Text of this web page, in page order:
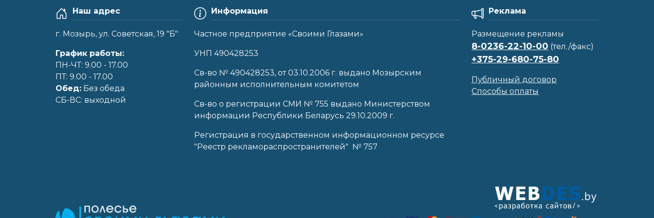
Наш адрес
г. Мозырь, ул. Советская, 19 "Б"
График работы:
ПН-ЧТ: 9.00 - 17.00
ПТ: 9.00 - 17.00
Обед: Без обеда
CБ-ВС: выходной
Информация
Частное предприятие «Своими Глазами»
УНП 490428253
Cв-во № 490428253, от 03.10.2006 г. выдано Мозырским
районным исполнительным комитетом
Св-во о регистрации СМИ № 755 выдано Министерством
информации Республики Беларусь 29.10.2009 г.
Регистрация в государственном информационном ресурсе
"Реестр рекламораспространителей" № 757
Реклама
Размещение рекламы
8-0236-22-10-00 (тел./факс)
+375-29-680-75-80
Публичный договор
Способы оплаты